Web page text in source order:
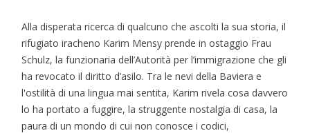
Alla disperata ricerca di qualcuno che ascolti la sua storia, il
rifugiato iracheno Karim Mensy prende in ostaggio Frau
Schulz, la funzionaria dell’Autorità per l’immigrazione che gli
ha revocato il diritto d’asilo. Tra le nevi della Baviera e
l'ostilità di una lingua mai sentita, Karim rivela cosa davvero
lo ha portato a fuggire, la struggente nostalgia di casa, la
paura di un mondo di cui non conosce i codici,